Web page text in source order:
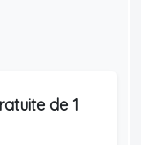
de 1